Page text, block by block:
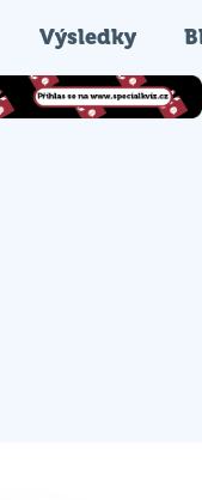
Výsledky